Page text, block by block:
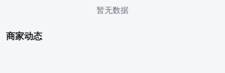
暂无数据
商家动态